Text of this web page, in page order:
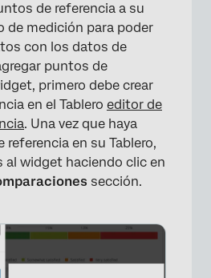
de referencia a su
de medición para poder
con los datos de
puntos de
primero debe crear
en el Tablero editor de
. Una vez que haya
referencia en su Tablero,
al widget haciendo clic en
sección.